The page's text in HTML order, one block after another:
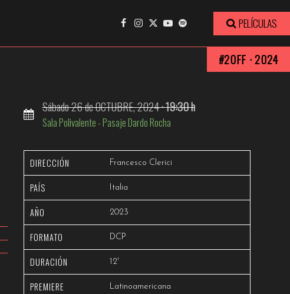
PELÍCULAS
#20FF · 2024
Ver trailer
Sábado26de OCTUBRE,2024· 19:30 h
Sala Polivalente - Pasaje Dardo Rocha
DIRECCIÓN Francesco Clerici
PAÍS Italia
AÑO 2023
FORMATO DCP
DURACIÓN 12'
PREMIERE Latinoamericana